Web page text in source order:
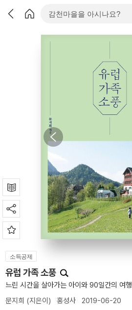
소득공제
유럽 가족 소풍
느린 시간을 살아가는 아이와 90일간의 여행
문지희 (지은이) 홍성사 2019-06-20